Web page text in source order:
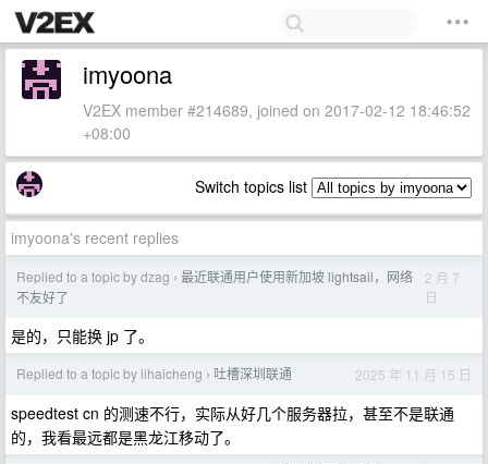
imyoona
V2EX member #214689, joined on 2017-02-12 18:46:52
+08:00
Switch topics list
imyoona's recent replies
Replied to a topic by dzag › 最近联通用户使用新加坡 lightsail，网络
不友好了
2 月 7
日
是的，只能换 jp 了。
Replied to a topic by lihaicheng › 吐槽深圳联通 2025 年 11 月 15 日
speedtest cn 的测速不行，实际从好几个服务器拉，甚至不是联通
的，我看最远都是黑龙江移动了。